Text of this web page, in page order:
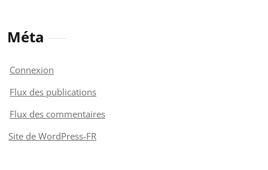
Méta
Connexion
Flux des publications
Flux des commentaires
Site de WordPress-FR